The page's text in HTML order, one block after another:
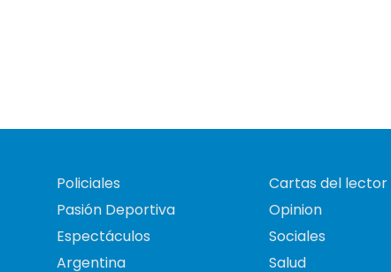
Policiales
Pasión Deportiva
Espectáculos
Argentina
Cartas del lector
Opinion
Sociales
Salud